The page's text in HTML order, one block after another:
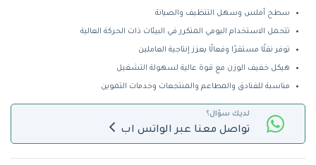
سطح أملس وسهل التنظيف والصيانة
تتحمل الاستخدام اليومي المتكرر في البيئات ذات الحركة العالية
توفر نقلًا مستقرًا وفعالًا يعزز إنتاجية العاملين
هيكل خفيف الوزن مع قوة عالية لسهولة التشغيل
مناسبة للفنادق والمطاعم والمنتجعات وخدمات التموين
لديك سؤال؟
تواصل معنا عبر الواتس اب